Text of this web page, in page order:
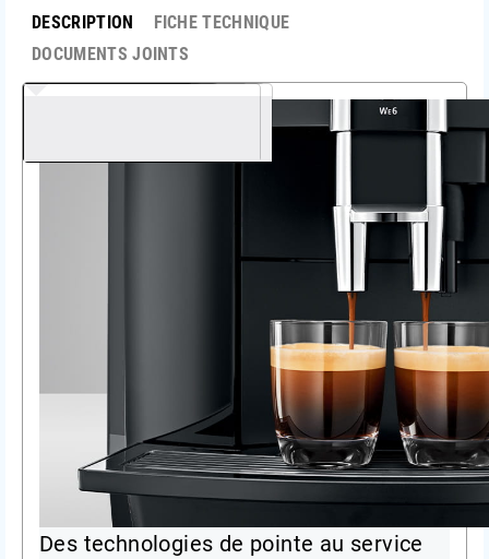
DESCRIPTION
FICHE TECHNIQUE
DOCUMENTS JOINTS
Des technologies de pointe au service